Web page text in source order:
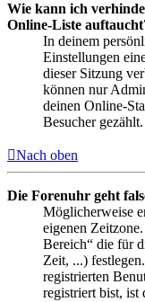
Wie kann ich
Online-Liste
In deinem
Einstellungen
dieser Sitzung
können nur
deinen Online-
Besucher gezählt.
Nach oben
Die Forenuhr geht
Möglicherweise
eigenen
Bereich“ die für
Zeit, ...)
registrierten
registriert bist, ist